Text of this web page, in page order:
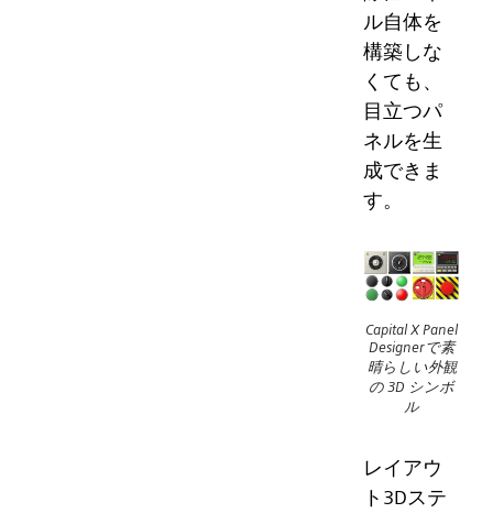
ル自体を
構築しな
くても、
目立つパ
ネルを生
成できま
す。
Capital X Panel
Designerで素
晴らしい外観
の 3D シンボ
ル
レイアウ
ト3Dステ